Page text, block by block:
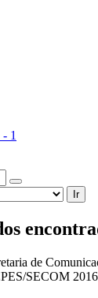
- 1
Ir
de
SECOM 2016